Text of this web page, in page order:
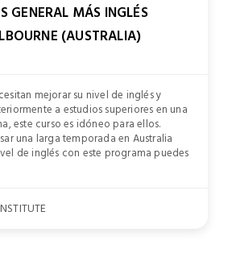
GENERAL MÁS INGLÉS
(AUSTRALIA)
mejorar su nivel de inglés y
a estudios superiores en una
este curso es idóneo para ellos.
una larga temporada en Australia
de inglés con este programa puedes